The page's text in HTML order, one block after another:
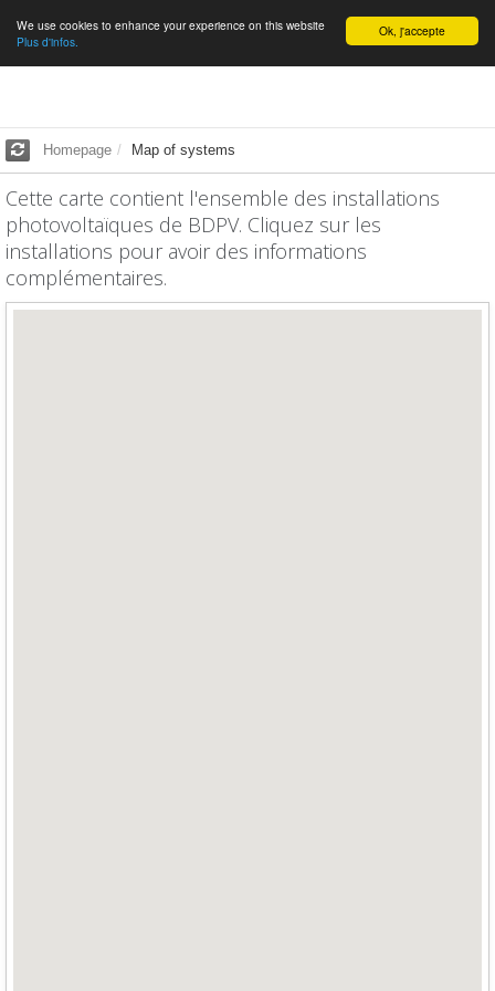
English Ok, j'accepte
We use cookies to enhance your experience on this website
Plus d'infos.
Homepage Map of systems
Cette carte contient l'ensemble des installations
photovoltaïques de BDPV. Cliquez sur les
installations pour avoir des informations
complémentaires.